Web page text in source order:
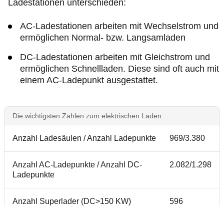
Ladestationen unterschieden:
AC-Ladestationen arbeiten mit Wechselstrom und
ermöglichen Normal- bzw. Langsamladen
DC-Ladestationen arbeiten mit Gleichstrom und
ermöglichen Schnellladen. Diese sind oft auch mit
einem AC-Ladepunkt ausgestattet.
Die wichtigsten Zahlen zum elektrischen Laden
Anzahl Ladesäulen / Anzahl Ladepunkte 969/3.380
Anzahl AC-Ladepunkte / Anzahl DC-
Ladepunkte
2.082/1.298
Anzahl Superlader (DC>150 KW)
596